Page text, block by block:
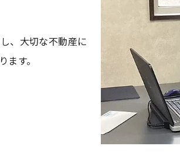
、大切な不動産に
す。